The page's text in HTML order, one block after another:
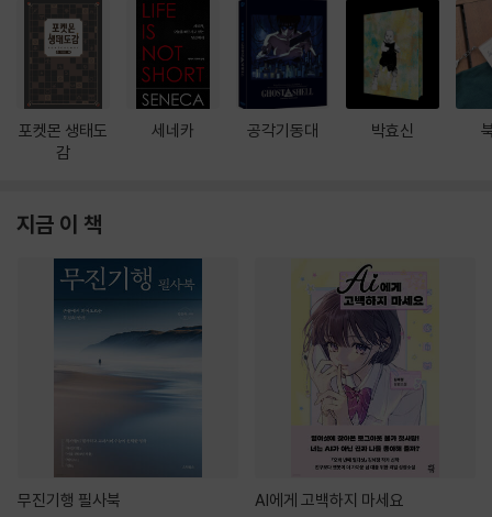
포켓몬 생태도
감
세네카 공각기동대 박효신
지금 이 책
무진기행 필사북 AI에게 고백하지 마세요